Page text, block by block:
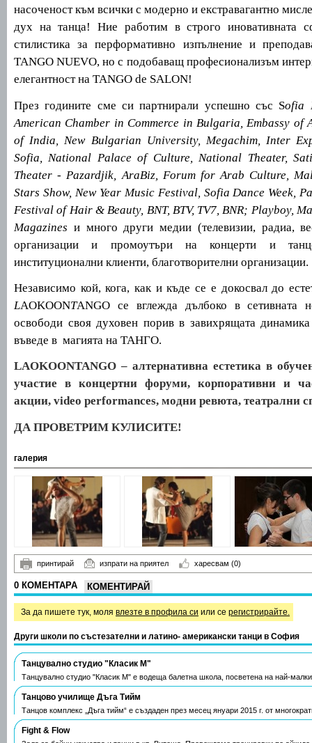
насоченост към всички с модерно и екстравагантно
дух на танца! Ние работим в строго иновативната
стилистика за перформативно изпълнение и
TANGO NUEVO, но с подобаващ професионализъм
елегантност на TANGO de SALON!
През годините сме си партнирали успешно със Sofia
American Chamber in Commerce in Bulgaria, Embassy of
of India, New Bulgarian University, Megachim, Inter
Sofia, National Palace of Culture,
National Theater,
Theater - Pazardjik, AraBiz, Forum for Arab Culture,
Stars Show, New Year Music Festival, Sofia Dance Week,
Festival of Hair & Beauty, BNT, BTV, TV7, BNR; Playboy,
Magazines и много други медии (телевизии, радиа,
организации и промоутъри на концерти и
институционални клиенти, благотворителни организации.
Независимо кой, кога, как и къде се е докосвал до
LAOKOONTANGO се вглежда дълбоко в сетивната
освободи своя духовен порив в завихрящата
въведе в магията на ТАНГО.
LAOKOONTANGO – алтернативна естетика в
участие в концертни форуми, корпоративни и
акции, video performances, модни ревюта, театрални
ДА ПРОВЕТРИМ КУЛИСИТЕ!
галерия
принтирай изпрати на приятел харесвам (0)
0 КОМЕНТАРА КОМЕНТИРАЙ
За да пишете тук, моля влезте в профила си или се регистрирайте.
Други школи по състезателни и латино- американски танци в София
Танцувално студио "Класик М"
Танцувално студио "Класик М" е водеща балетна школа, посветена на най-
Танцово училище Дъга Тийм
Танцов комплекс „Дъга тийм“ е създаден през месец януари 2015 г. от
Fight & Flow